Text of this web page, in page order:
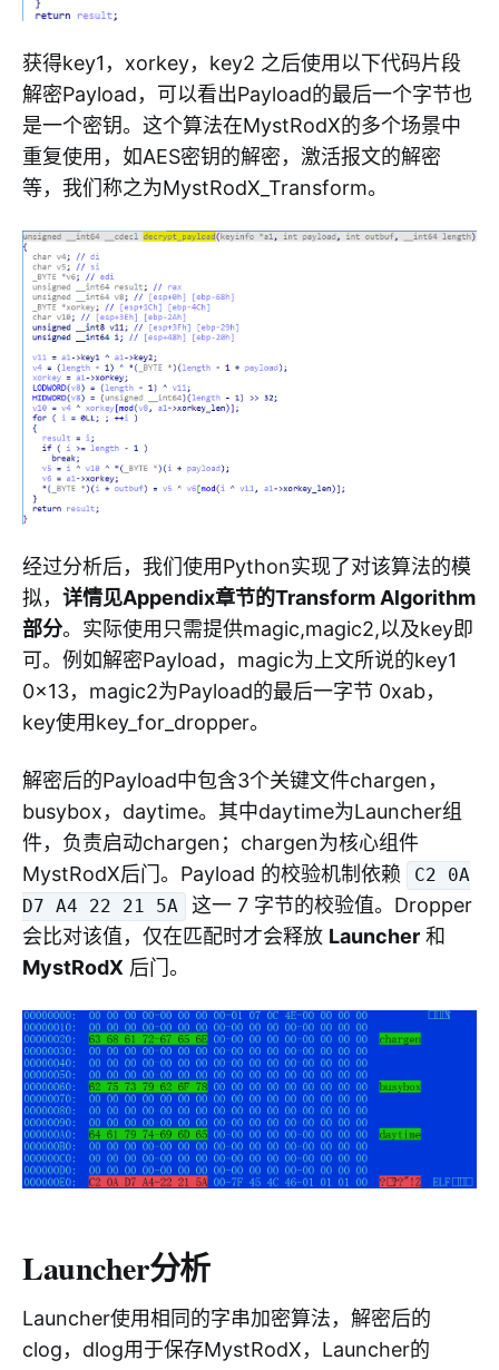
获得key1，xorkey，key2 之后使用以下代码片段
解密Payload，可以看出Payload的最后一个字节也
是一个密钥。这个算法在MystRodX的多个场景中
重复使用，如AES密钥的解密，激活报文的解密
等，我们称之为MystRodX_Transform。
经过分析后，我们使用Python实现了对该算法的模
拟， 详情见Appendix章节的Transform Algorithm
部分。实际使用只需提供magic,magic2,以及key即
可。例如解密Payload，magic为上文所说的key1
0x13，magic2为Payload的最后一字节 0xab，
key使用key_for_dropper。
解密后的Payload中包含3个关键文件chargen，
busybox，daytime。其中daytime为Launcher组
件，负责启动chargen；chargen为核心组件
MystRodX后门。Payload 的校验机制依赖
C2 0A
D7 A4 22 21 5A
这一 7 字节的校验值。Dropper
会比对该值，仅在匹配时才会释放 Launcher 和
MystRodX 后门。
Launcher分析
Launcher使用相同的字串加密算法，解密后的
clog，dlog用于保存MystRodX，Launcher的